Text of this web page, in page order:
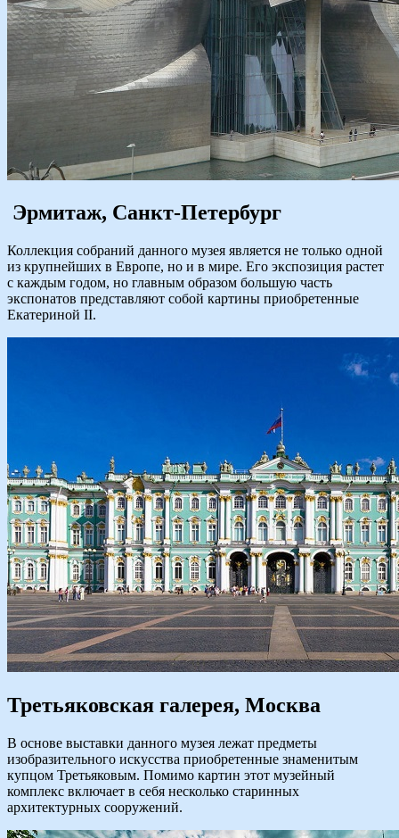
Эрмитаж, Санкт-Петербург
Коллекция собраний данного музея является не только одной
из крупнейших в Европе, но и в мире. Его экспозиция растет
с каждым годом, но главным образом большую часть
экспонатов представляют собой картины приобретенные
Екатериной II.
Третьяковская галерея, Москва
В основе выставки данного музея лежат предметы
изобразительного искусства приобретенные знаменитым
купцом Третьяковым. Помимо картин этот музейный
комплекс включает в себя несколько старинных
архитектурных сооружений.